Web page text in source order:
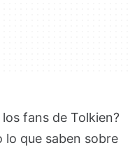
fans de Tolkien?
que saben sobre